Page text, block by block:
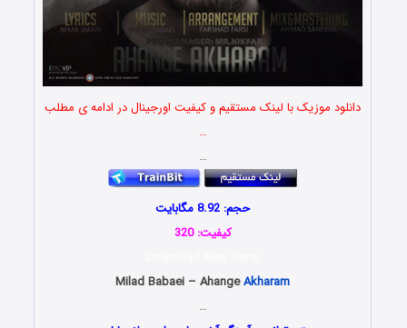
دانلود موزیک با لینک مستقیم و کیفیت اورجینال در ادامه ی مطلب
…
…
حجم: 8.92 مگابایت
کیفیت: 320
Milad Babaei – AhangeAkharam
…